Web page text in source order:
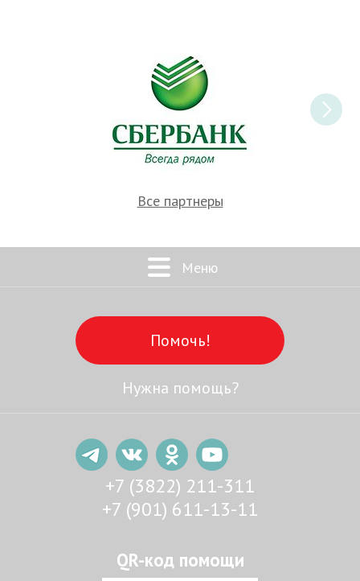
Все партнеры
Меню
Помочь!
Нужна помощь?
+7 (3822) 211-311
+7 (901) 611-13-11